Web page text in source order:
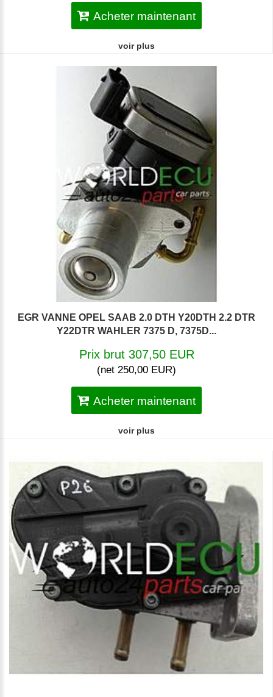
Acheter maintenant
voir plus
EGR VANNE OPEL SAAB 2.0 DTH Y20DTH 2.2 DTR
Y22DTR WAHLER 7375 D, 7375D...
Prix brut 307,50 EUR
(net 250,00 EUR)
Acheter maintenant
voir plus